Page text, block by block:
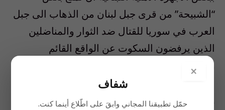
“الشبيحة” من قرى جبل لبنان من الذهاب الى جبل
العرب في سوريا للقتال ضد الثوار والمناضلين
الذين يرفضون السكوت عن الواقع القائم
ويناضلون في سبيل التغيير”.
إم تي في
×
شفاف
حمّل تطبيقنا المجاني وابقَ على اطّلاع أينما كنت.